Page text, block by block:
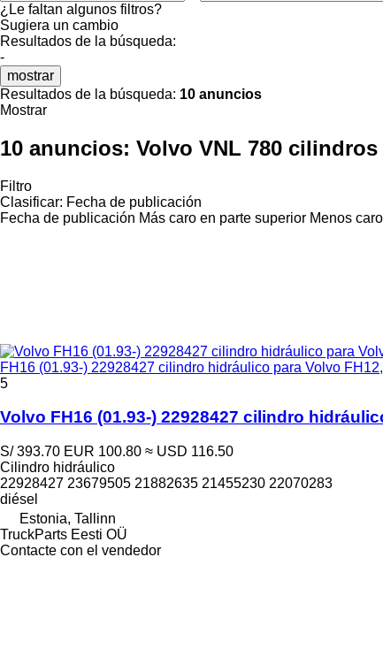
¿Le faltan algunos filtros?
Sugiera un cambio
Resultados de la búsqueda:
-
mostrar
Resultados de la búsqueda: 10 anuncios
Mostrar
10 anuncios: Volvo VNL 780
Filtro
Clasificar: Fecha de publicación
Fecha de publicación Más caro en parte superior Menos
FH16 (01.93-) 22928427 cilindro hidráulico para Volvo
5
Volvo FH16 (01.93-) 22928427 cilindro
S/ 393.70 EUR 100.80 ≈ USD 116.50
Cilindro hidráulico
22928427 23679505 21882635 21455230 22070283
diésel
Estonia, Tallinn
TruckParts Eesti OÜ
Contacte con el vendedor